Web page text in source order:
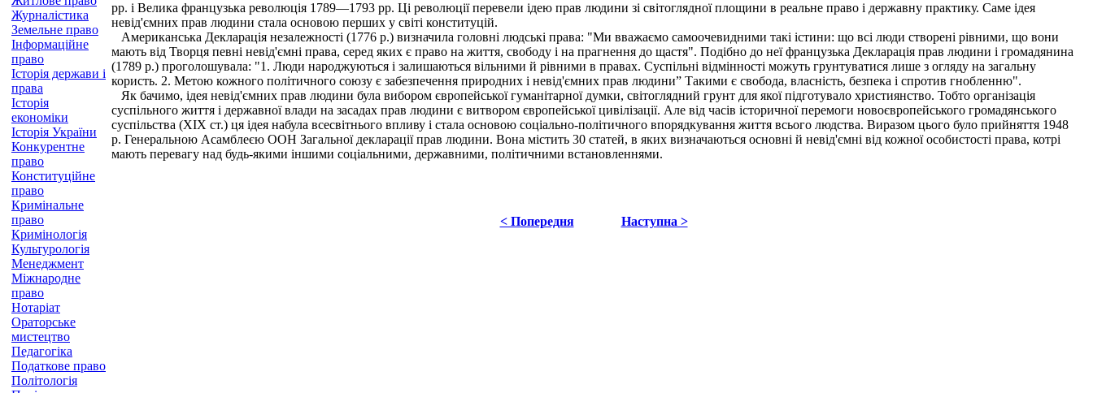
Журналістика
Земельне право
Інформаційне
право
Історія держави і
права
Історія
економіки
Історія України
Конкурентне
право
Конституційне
право
Кримінальне
право
Кримінологія
Культурологія
Менеджмент
Міжнародне
право
Нотаріат
Ораторське
мистецтво
Педагогіка
Податкове право
Політологія
рр. і Велика французька революція 1789—1793 рр. Ці революції перевели ідею прав людини зі світоглядної площини в реальне право і державну практику. Саме ідея
невід'ємних прав людини стала основою перших у світі конституцій.
Американська Декларація незалежності (1776 р.) визначила головні людські права: "Ми вважаємо самоочевидними такі істини: що всі люди створені рівними, що вони
мають від Творця певні невід'ємні права, серед яких є право на життя, свободу і на прагнення до щастя". Подібно до неї французька Декларація прав людини і громадянина
(1789 р.) проголошувала: "1. Люди народжуються і залишаються вільними й рівними в правах. Суспільні відмінності можуть грунтуватися лише з огляду на загальну
користь. 2. Метою кожного політичного союзу є забезпечення природних і невід'ємних прав людини” Такими є свобода, власність, безпека і спротив гнобленню".
Як бачимо, ідея невід'ємних прав людини була вибором європейської гуманітарної думки, світоглядний грунт для якої підготувало християнство. Тобто організація
суспільного життя і державної влади на засадах прав людини є витвором європейської цивілізації. Але від часів історичної перемоги новоєвропейського громадянського
суспільства (XIX ст.) ця ідея набула всесвітнього впливу і стала основою соціально-політичного впорядкування життя всього людства. Виразом цього було прийняття 1948
р. Генеральною Асамблеєю ООН Загальної декларації прав людини. Вона містить 30 статей, в яких визначаються основні й невід'ємні від кожної особистості права, котрі
мають перевагу над будь-якими іншими соціальними, державними, політичними встановленнями.
< Попередня Наступна >